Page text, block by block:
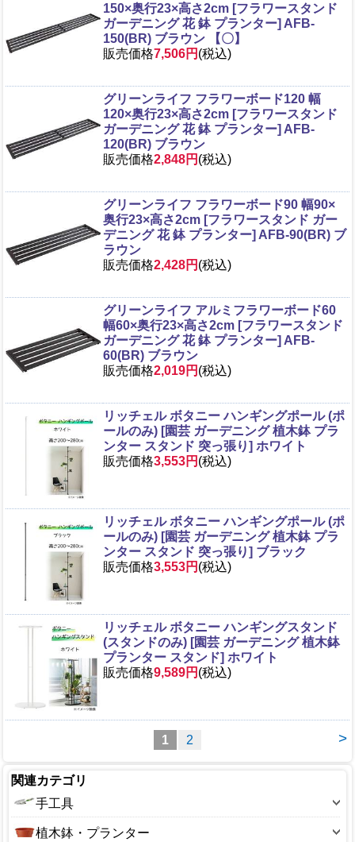
150×奥行23×高さ2cm [フラワースタンド
ガーデニング 花 鉢 プランター] AFB-
150(BR) ブラウン 【〇】
販売価格7,506円 (税込)
グリーンライフ フラワーボード120 幅
120×奥行23×高さ2cm [フラワースタンド
ガーデニング 花 鉢 プランター] AFB-
120(BR) ブラウン
販売価格2,848円 (税込)
グリーンライフ フラワーボード90 幅90×
奥行23×高さ2cm [フラワースタンド ガー
デニング 花 鉢 プランター] AFB-90(BR) ブ
ラウン
販売価格2,428円 (税込)
グリーンライフ アルミフラワーボード60
幅60×奥行23×高さ2cm [フラワースタンド
ガーデニング 花 鉢 プランター] AFB-
60(BR) ブラウン
販売価格2,019円 (税込)
リッチェル ボタニー ハンギングポール (ポ
ールのみ) [園芸 ガーデニング 植木鉢 プラ
ンター スタンド 突っ張り] ホワイト
販売価格3,553円 (税込)
リッチェル ボタニー ハンギングポール (ポ
ールのみ) [園芸 ガーデニング 植木鉢 プラ
ンター スタンド 突っ張り] ブラック
販売価格3,553円 (税込)
リッチェル ボタニー ハンギングスタンド
(スタンドのみ) [園芸 ガーデニング 植木鉢
プランター スタンド] ホワイト
販売価格9,589円 (税込)
>
1 2
関連カテゴリ
手工具
斧 植木鉢・プランター